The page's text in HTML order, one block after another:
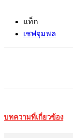
แท็ก
เชฟจุมพล
บทความที่เกี่ยวข้อง